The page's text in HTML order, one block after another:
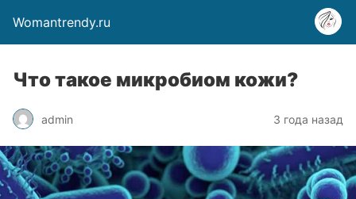
Womantrendy.ru
Что такое микробиом кожи?
admin 3 года назад